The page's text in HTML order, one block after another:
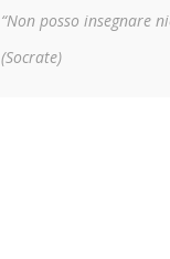
“Non posso insegnare
(Socrate)